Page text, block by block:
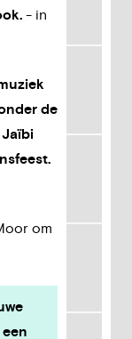
- in
de
om